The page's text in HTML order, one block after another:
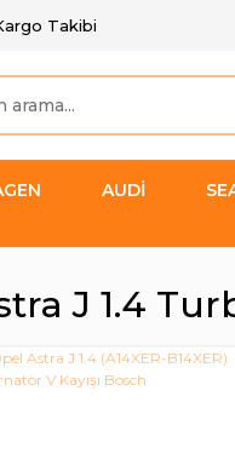
Takibi
AUDİ
J 1.4